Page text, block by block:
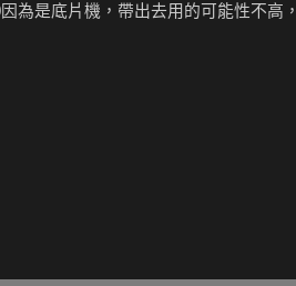
為是底片機，帶出去用的可能性不高